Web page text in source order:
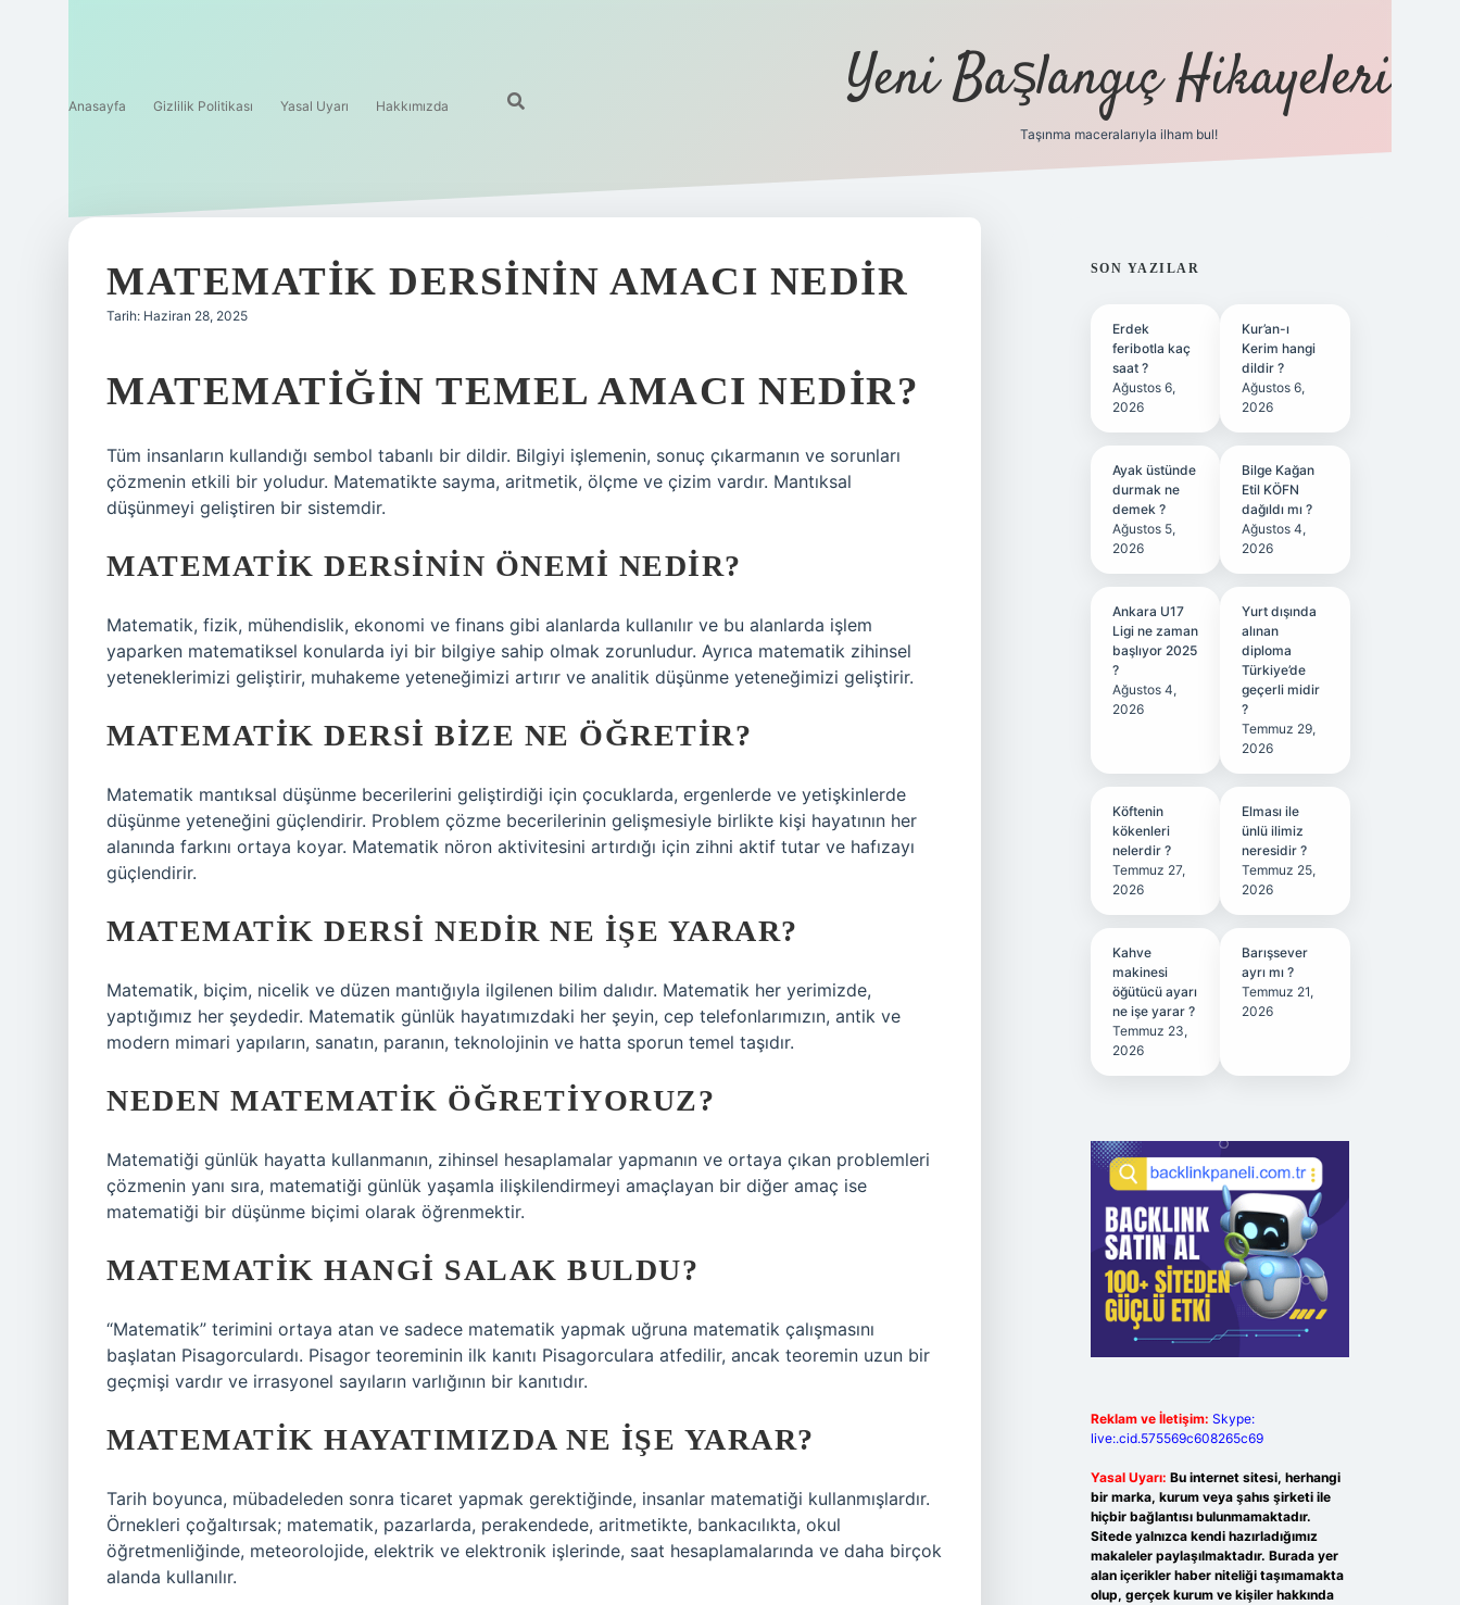
Anasayfa Gizlilik Politikası Yasal Uyarı Hakkımızda Yeni Başlangıç Hikayeleri
Taşınma maceralarıyla ilham bul!
MATEMATIK DERSININ AMACI NEDIR
Tarih: Haziran 28, 2025
MATEMATIĞIN TEMEL AMACI NEDIR?
Tüm insanların kullandığı sembol tabanlı bir dildir. Bilgiyi işlemenin, sonuç çıkarmanın ve sorunları
çözmenin etkili bir yoludur. Matematikte sayma, aritmetik, ölçme ve çizim vardır. Mantıksal
düşünmeyi geliştiren bir sistemdir.
MATEMATIK DERSININ ÖNEMI NEDIR?
Matematik, fizik, mühendislik, ekonomi ve finans gibi alanlarda kullanılır ve bu alanlarda işlem
yaparken matematiksel konularda iyi bir bilgiye sahip olmak zorunludur. Ayrıca matematik zihinsel
yeteneklerimizi geliştirir, muhakeme yeteneğimizi artırır ve analitik düşünme yeteneğimizi geliştirir.
MATEMATIK DERSI BIZE NE ÖĞRETIR?
Matematik mantıksal düşünme becerilerini geliştirdiği için çocuklarda, ergenlerde ve yetişkinlerde
düşünme yeteneğini güçlendirir. Problem çözme becerilerinin gelişmesiyle birlikte kişi hayatının her
alanında farkını ortaya koyar. Matematik nöron aktivitesini artırdığı için zihni aktif tutar ve hafızayı
güçlendirir.
MATEMATIK DERSI NEDIR NE IŞE YARAR?
Matematik, biçim, nicelik ve düzen mantığıyla ilgilenen bilim dalıdır. Matematik her yerimizde,
yaptığımız her şeydedir. Matematik günlük hayatımızdaki her şeyin, cep telefonlarımızın, antik ve
modern mimari yapıların, sanatın, paranın, teknolojinin ve hatta sporun temel taşıdır.
NEDEN MATEMATIK ÖĞRETIYORUZ?
Matematiği günlük hayatta kullanmanın, zihinsel hesaplamalar yapmanın ve ortaya çıkan problemleri
çözmenin yanı sıra, matematiği günlük yaşamla ilişkilendirmeyi amaçlayan bir diğer amaç ise
matematiği bir düşünme biçimi olarak öğrenmektir.
MATEMATIK HANGI SALAK BULDU?
“Matematik” terimini ortaya atan ve sadece matematik yapmak uğruna matematik çalışmasını
başlatan Pisagorculardı. Pisagor teoreminin ilk kanıtı Pisagorculara atfedilir, ancak teoremin uzun bir
geçmişi vardır ve irrasyonel sayıların varlığının bir kanıtıdır.
MATEMATIK HAYATIMIZDA NE IŞE YARAR?
Tarih boyunca, mübadeleden sonra ticaret yapmak gerektiğinde, insanlar matematiği kullanmışlardır.
Örnekleri çoğaltırsak; matematik, pazarlarda, perakendede, aritmetikte, bankacılıkta, okul
öğretmenliğinde, meteorolojide, elektrik ve elektronik işlerinde, saat hesaplamalarında ve daha birçok
alanda kullanılır.
SIDEBAR
SON YAZILAR
Erdek
feribotla kaç
saat ?
Ağustos 6,
2026
Kur’an-ı
Kerim hangi
dildir ?
Ağustos 6,
2026
Ayak üstünde
durmak ne
demek ?
Ağustos 5,
2026
Bilge Kağan
Etil KÖFN
dağıldı mı ?
Ağustos 4,
2026
Ankara U17
Ligi ne zaman
başlıyor 2025
?
Ağustos 4,
2026
Yurt dışında
alınan
diploma
Türkiye’de
geçerli midir
?
Temmuz 29,
2026
Köftenin
kökenleri
nelerdir ?
Temmuz 27,
2026
Elması ile
ünlü ilimiz
neresidir ?
Temmuz 25,
2026
Kahve
makinesi
öğütücü ayarı
ne işe yarar ?
Temmuz 23,
2026
Barışsever
ayrı mı ?
Temmuz 21,
2026
Reklam ve İletişim: Skype:
live:.cid.575569c608265c69
Yasal Uyarı: Bu internet sitesi, herhangi
bir marka, kurum veya şahıs şirketi ile
hiçbir bağlantısı bulunmamaktadır.
Sitede yalnızca kendi hazırladığımız
makaleler paylaşılmaktadır. Burada yer
alan içerikler haber niteliği taşımamakta
olup, gerçek kurum ve kişiler hakkında